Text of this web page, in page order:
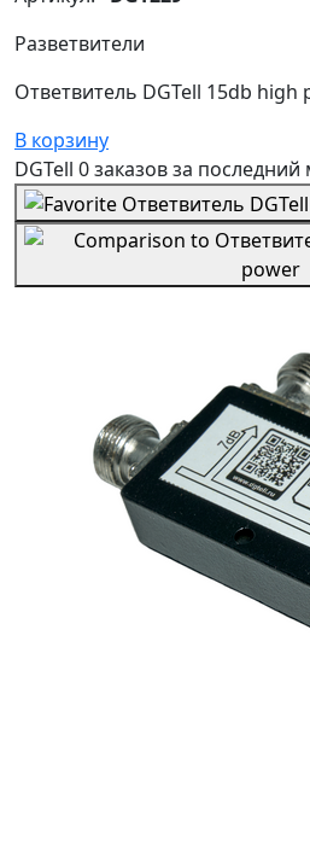
Разветвители
Ответвитель DGTell 15db high
В корзину
DGTell 0 заказовза последний